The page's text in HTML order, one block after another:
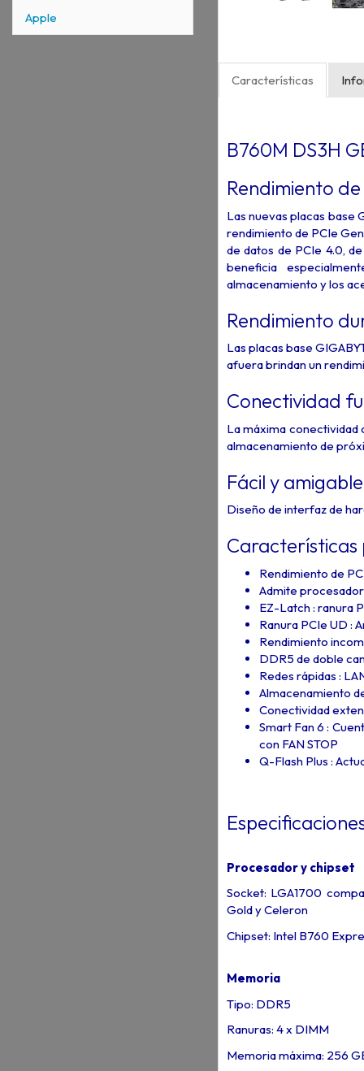
Apple
Características
B760M DS3H
Rendimiento
Las nuevas placas base
rendimiento de PCIe
de datos de PCIe 4.0,
beneficia
almacenamiento y los
Rendimiento
Las placas base
afuera brindan un
Conectividad
La máxima
almacenamiento de
Fácil y amigable
Diseño de interfaz de
Características
Rendimiento de
Admite
EZ-Latch : ranura
Ranura PCIe UD :
Rendimiento
DDR5 de doble
Redes rápidas :
Almacenamiento
Conectividad
Smart Fan 6 :
con FAN STOP
Q-Flash Plus :
Procesador y chipset
Socket: LGA1700
Gold y Celeron
Chipset: Intel B760
Memoria
Tipo: DDR5
Ranuras: 4 x DIMM
Memoria máxima: 256